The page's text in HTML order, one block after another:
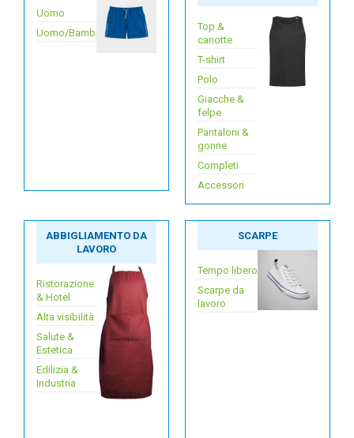
Uomo
Uomo/Bambino
Top &
canotte
T-shirt
Polo
Giacche &
felpe
Pantaloni &
gonne
Completi
Accessori
ABBIGLIAMENTO DA
LAVORO
Ristorazione
& Hotel
Alta visibilità
Salute &
Estetica
Edilizia &
Industria
SCARPE
Tempo libero
Scarpe da
lavoro